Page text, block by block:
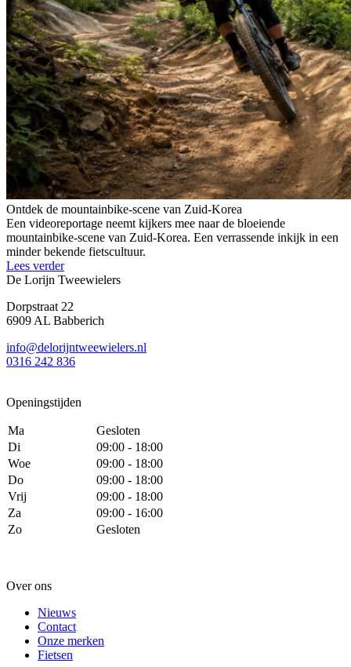
Ontdek de mountainbike-scene van Zuid-Korea
Een videoreportage neemt kijkers mee naar de bloeiende
mountainbike-scene van Zuid-Korea. Een verrassende inkijk in een
minder bekende fietscultuur.
Lees verder
De Lorijn Tweewielers
Dorpstraat 22
6909 AL Babberich
info@delorijntweewielers.nl
0316 242 836
Openingstijden
Ma
Gesloten
Di
09:00 - 18:00
Woe
09:00 - 18:00
Do
09:00 - 18:00
Vrij
09:00 - 18:00
Za
09:00 - 16:00
Zo
Gesloten
Over ons
Nieuws
Contact
Onze merken
Fietsen